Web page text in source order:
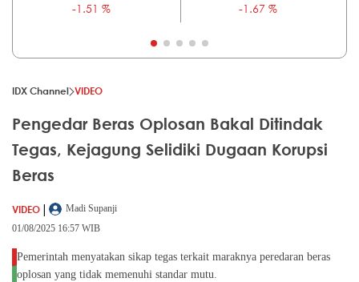
-1.51 %
-1.67 %
IDX Channel VIDEO
Pengedar Beras Oplosan Bakal Ditindak
Tegas, Kejagung Selidiki Dugaan Korupsi
Beras
VIDEO |
Madi Supanji
01/08/2025 16:57 WIB
Pemerintah menyatakan sikap tegas terkait maraknya peredaran beras
oplosan yang tidak memenuhi standar mutu.